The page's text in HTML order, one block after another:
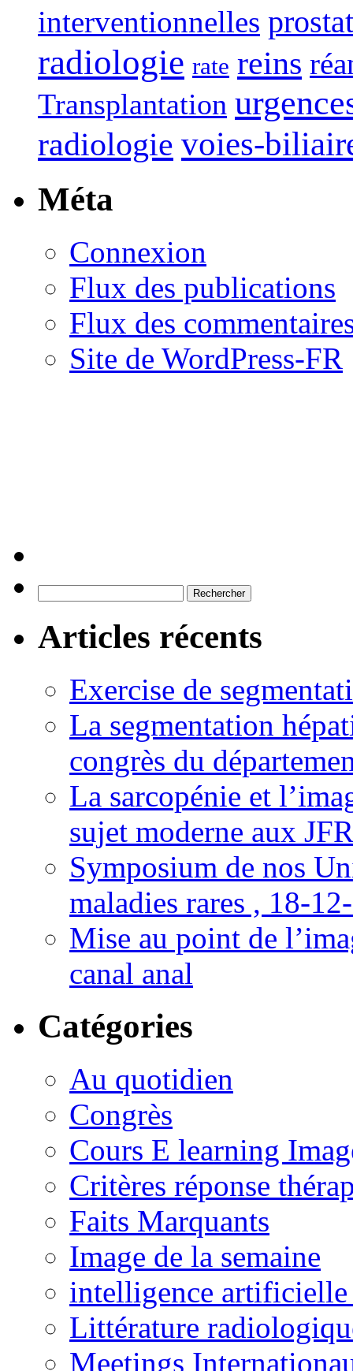
interventionnelles
radiologie rate reins
Transplantation
radiologie voies-
Méta
Connexion
Flux des publications
Flux des
Site de WordPress-FR
Articles récents
Exercise de
La segmentation
congrès du
La sarcopénie et
sujet moderne aux
Symposium de nos
maladies rares , 18-
Mise au point de
canal anal
Catégories
Au quotidien
Congrès
Cours E learning
Critères réponse
Faits Marquants
Image de la semaine
intelligence
Littérature
Meetings